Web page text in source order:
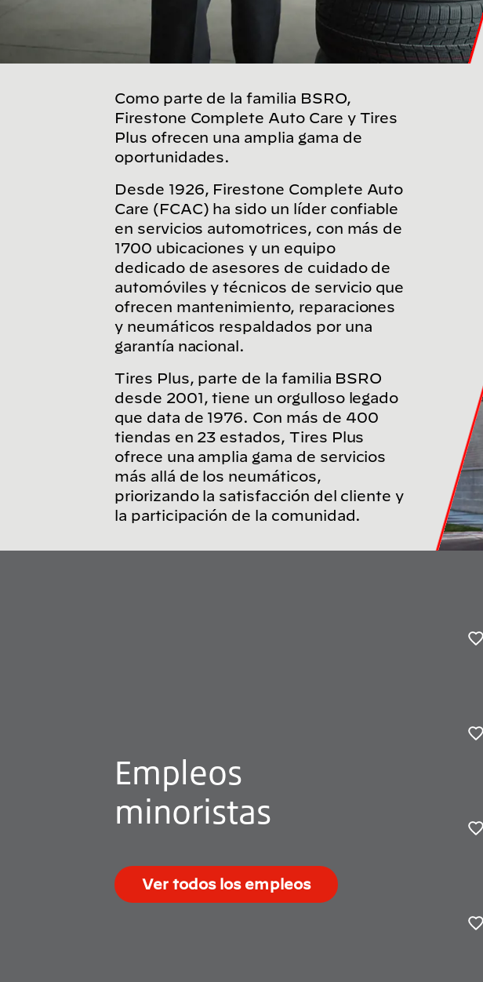
Como parte de la familia BSRO,
Firestone Complete Auto Care y Tires
Plus ofrecen una amplia gama de
oportunidades.
Desde 1926, Firestone Complete Auto
Care (FCAC) ha sido un líder confiable
en servicios automotrices, con más de
1700 ubicaciones y un equipo
dedicado de asesores de cuidado de
automóviles y técnicos de servicio que
ofrecen mantenimiento, reparaciones
y neumáticos respaldados por una
garantía nacional.
Tires Plus, parte de la familia BSRO
desde 2001, tiene un orgulloso legado
que data de 1976. Con más de 400
tiendas en 23 estados, Tires Plus
ofrece una amplia gama de servicios
más allá de los neumáticos,
priorizando la satisfacción del cliente y
la participación de la comunidad.
Empleos
minoristas
Ver todos los empleos